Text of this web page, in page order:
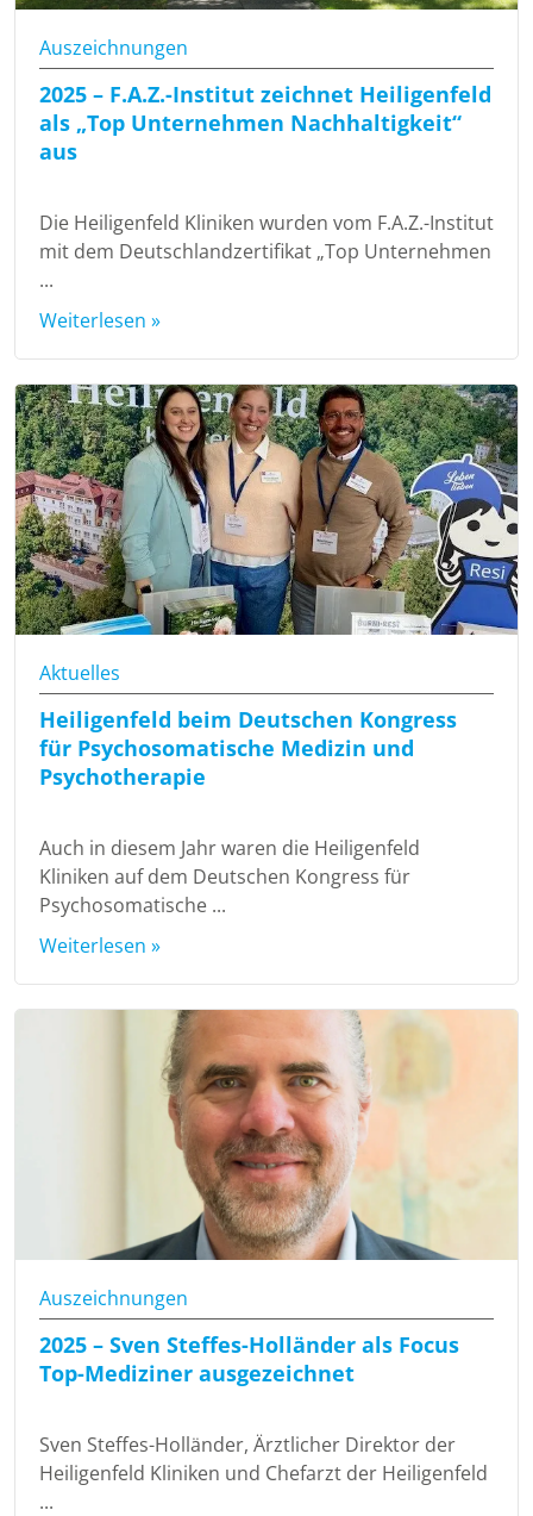
Auszeichnungen
2025 – F.A.Z.-Institut zeichnet Heiligenfeld
als „Top Unternehmen Nachhaltigkeit“
aus
Die Heiligenfeld Kliniken wurden vom F.A.Z.-Institut
mit dem Deutschlandzertifikat „Top Unternehmen
...
Weiterlesen »
Aktuelles
Heiligenfeld beim Deutschen Kongress
für Psychosomatische Medizin und
Psychotherapie
Auch in diesem Jahr waren die Heiligenfeld
Kliniken auf dem Deutschen Kongress für
Psychosomatische ...
Weiterlesen »
Auszeichnungen
2025 – Sven Steffes-Holländer als Focus
Top-Mediziner ausgezeichnet
Sven Steffes-Holländer, Ärztlicher Direktor der
Heiligenfeld Kliniken und Chefarzt der Heiligenfeld
...